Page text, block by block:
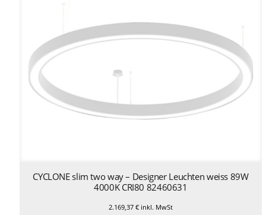
CYCLONE slim two way – Designer Leuchten weiss 89W
4000K CRI80 82460631
2.169,37 €inkl. MwSt